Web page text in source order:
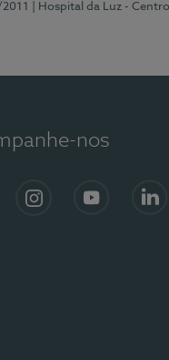
| Hospital da Luz - Centro
nos